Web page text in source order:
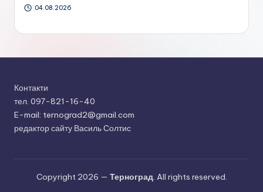
04.08.2026
Контакти
тел. 097-821-16-40
E-mail: ternograd2@gmail.com
редактор сайту Василь Солтис
Copyright 2026 — Терноград. All rights reserved.